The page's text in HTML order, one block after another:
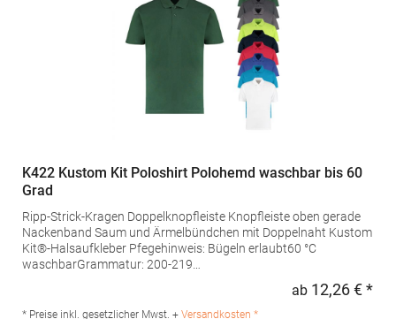
K422 Kustom Kit Poloshirt Polohemd waschbar bis 60
Grad
Ripp-Strick-Kragen Doppelknopfleiste Knopfleiste oben gerade
Nackenband Saum und Ärmelbündchen mit Doppelnaht Kustom
Kit®-Halsaufkleber Pfegehinweis: Bügeln erlaubt60 °C
waschbarGrammatur: 200-219
PolyesterAngaben zur Produktsicherheit: Herst.-Nr.:
KK422Hersteller: Authorised Rep Compliance Ltd. Ground Floor
ab 12,26 € *
* Preise inkl. gesetzlicher Mwst. + Versandkosten *